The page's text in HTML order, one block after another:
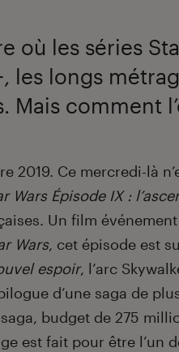
où les séries
les longs
Mais comment
2019. Ce mercredi-là
Wars Épisode IX :
Un film
Wars, cet épisode est
espoir, l’arc
d’une saga de
budget de 275
est fait pour être l’un